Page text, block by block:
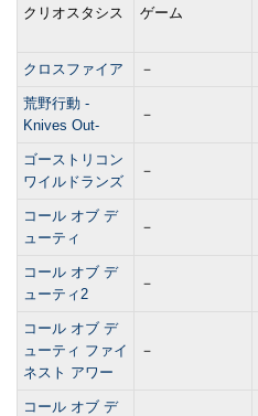
クリオスタシス ゲーム
クロスファイア －
荒野行動 -
Knives Out-
－
ゴーストリコン
ワイルドランズ
－
コール オブ デ
ューティ
－
コール オブ デ
ューティ2
－
コール オブ デ
ューティ ファイ
ネスト アワー
－
コール オブ デ